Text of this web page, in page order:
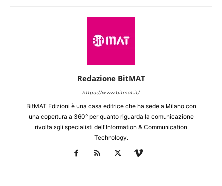
Redazione BitMAT
https://www.bitmat.it/
BitMAT Edizioni è una casa editrice che ha sede a Milano con
una copertura a 360° per quanto riguarda la comunicazione
rivolta agli specialisti dell'lnformation & Communication
Technology.